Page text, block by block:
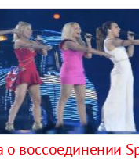
о воссоединении